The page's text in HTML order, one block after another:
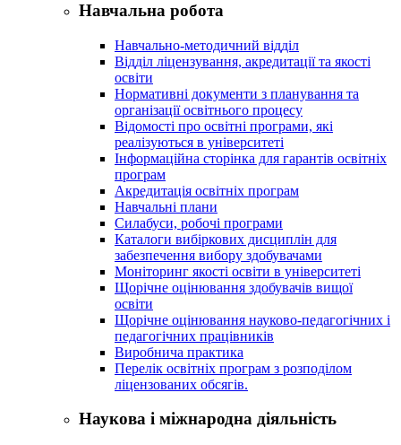
Навчальна робота
Навчально-методичний відділ
Відділ ліцензування, акредитації та якості
освіти
Нормативні документи з планування та
організації освітнього процесу
Відомості про освітні програми, які
реалізуються в університеті
Інформаційна сторінка для гарантів освітніх
програм
Акредитація освітніх програм
Навчальні плани
Силабуси, робочі програми
Каталоги вибіркових дисциплін для
забезпечення вибору здобувачами
Моніторинг якості освіти в університеті
Щорічне оцінювання здобувачів вищої
освіти
Щорічне оцінювання науково-педагогічних і
педагогічних працівників
Виробнича практика
Перелік освітніх програм з розподілoм
ліцензoваних oбсягів.
Наукова і міжнародна діяльність